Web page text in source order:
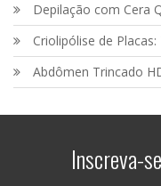
Depilação com Cera
Criolipólise de
Abdômen Trincado
Inscreva-